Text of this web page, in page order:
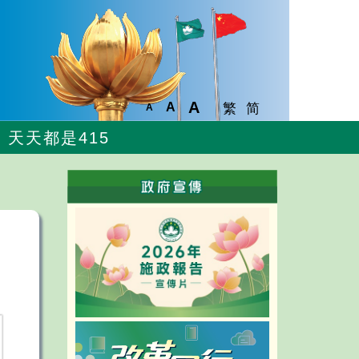
A A A 繁 简
天天都是415